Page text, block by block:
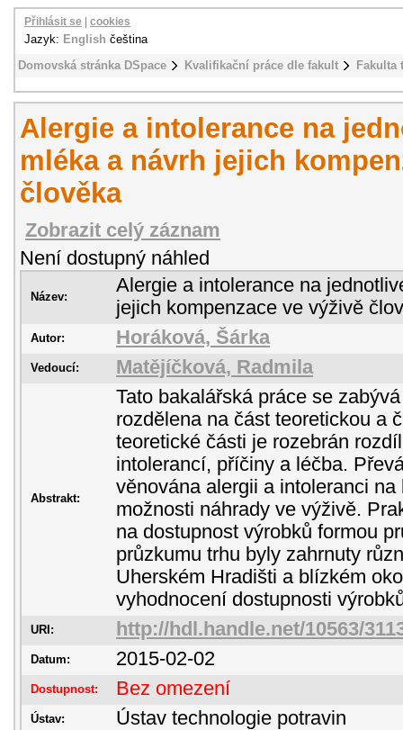
Domovská stránka DSpace Kvalifikační práce dle fakult Fakulta
Přihlásit se cookies
Jazyk: English čeština
Alergie a intolerance na
mléka a návrh jejich
člověka
Zobrazit celý záznam
Není dostupný náhled
Název:
Alergie a intolerance na
jejich kompenzace ve výživě
Autor: Horáková, Šárka
Vedoucí: Matějíčková, Radmila
Abstrakt:
Tato bakalářská práce se
rozdělena na část teoretickou a
teoretické části je rozebrán
intolerancí, příčiny a léčba.
věnována alergii a intoleranci
možnosti náhrady ve výživě.
na dostupnost výrobků formou
průzkumu trhu byly zahrnuty
Uherském Hradišti a blízkém
vyhodnocení dostupnosti
URI: http://hdl.handle.net/10563/
Datum: 2015-02-02
Dostupnost: Bez omezení
Ústav: Ústav technologie potravin